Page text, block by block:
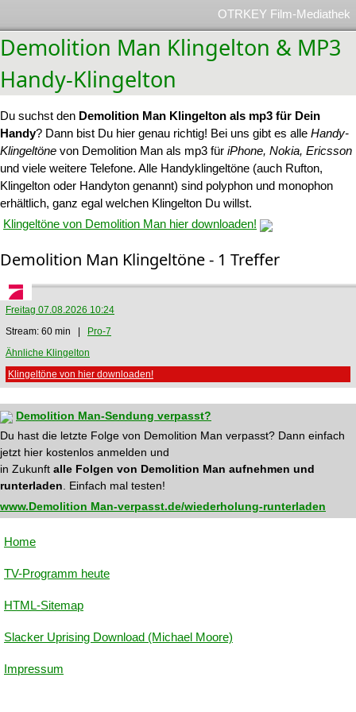
OTRKEY Film-Mediathek
Demolition Man Klingelton & MP3
Handy-Klingelton
Du suchst den Demolition Man Klingelton als mp3 für Dein
Handy? Dann bist Du hier genau richtig! Bei uns gibt es alle Handy-
Klingeltöne von Demolition Man als mp3 für iPhone, Nokia, Ericsson
und viele weitere Telefone. Alle Handyklingeltöne (auch Rufton,
Klingelton oder Handyton genannt) sind polyphon und monophon
erhältlich, ganz egal welchen Klingelton Du willst.
Klingeltöne von Demolition Man hier downloaden!
Demolition Man Klingeltöne - 1 Treffer
Freitag 07.08.2026 10:24
Stream: 60 min |
Pro-7
Ähnliche Klingelton
Klingeltöne von hier downloaden!
Demolition Man-Sendung verpasst?
Du hast die letzte Folge von Demolition Man verpasst? Dann einfach
jetzt hier kostenlos anmelden und
in Zukunft alle Folgen von Demolition Man aufnehmen und
runterladen . Einfach mal testen!
www.Demolition Man-verpasst.de/wiederholung-runterladen
Home
TV-Programm heute
HTML-Sitemap
Slacker Uprising Download (Michael Moore)
Impressum